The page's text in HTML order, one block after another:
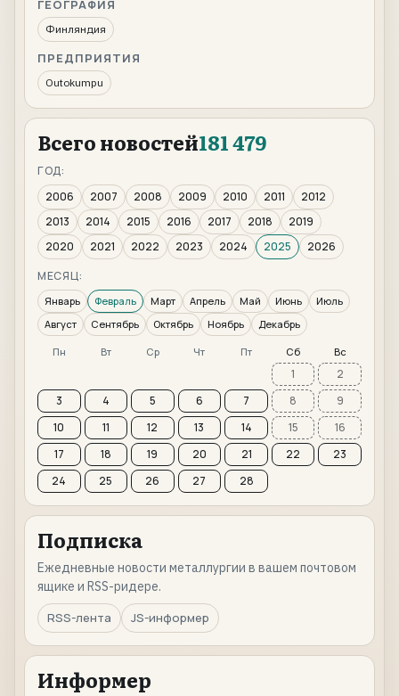
ГЕОГРАФИЯ
Финляндия
ПРЕДПРИЯТИЯ
Outokumpu
Всего новостей181 479
ГОД:
2006
2007 2008 2009 2010 2011
2012
2013
2014 2015 2016 2017 2018
2019
2020
2021 2022 2023 2024 2025
2026
МЕСЯЦ:
Январь Февраль Март Апрель Май Июнь
Июль
Август
Сентябрь Октябрь Ноябрь Декабрь
Пн Вт Ср Чт Пт Сб Вс
1
2
3
4 5 6 7 8
9
10
11 12 13 14 15
16
17
18 19 20 21 22
23
24
25 26 27 28
Подписка
Ежедневные новости металлургии в вашем почтовом
ящике и RSS-ридере.
RSS-лента
JS-информер
Информер